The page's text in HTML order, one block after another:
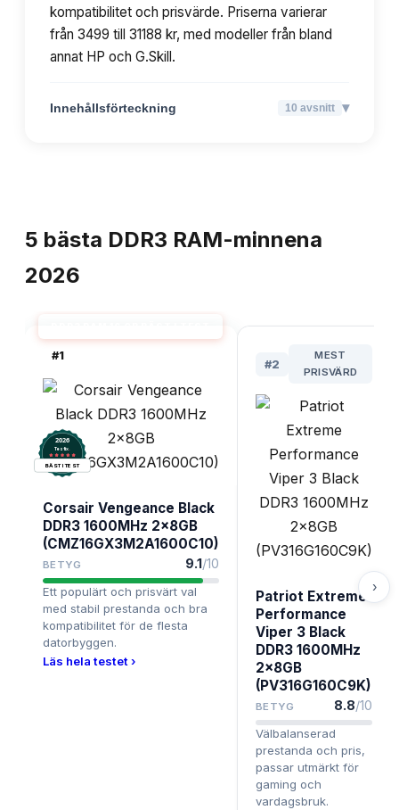
kompatibilitet och prisvärde. Priserna varierar
från 3499 till 31188 kr, med modeller från bland
annat HP och G.Skill.
Innehållsförteckning 10 avsnitt ▾
5 bästa DDR3 RAM-minnena
2026
#1
2026
Testix.
BÄST I TEST
Corsair Vengeance Black
DDR3 1600MHz 2x8GB
(CMZ16GX3M2A1600C10)
BETYG 9.1/10
Ett populärt och prisvärt val
med stabil prestanda och bra
kompatibilitet för de flesta
datorbyggen.
Läs hela testet ›
#2
MEST
PRISVÄRD
Patriot Extreme
Performance
Viper 3 Black
DDR3 1600MHz
2x8GB
(PV316G160C9K)
BETYG 8.8/10
Välbalanserad
prestanda och pris,
passar utmärkt för
gaming och
vardagsbruk.
›